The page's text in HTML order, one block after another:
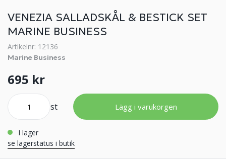
VENEZIA SALLADSKÅL & BESTICK SET
MARINE BUSINESS
Artikelnr: 12136
Marine Business
695 kr
st Lägg i varukorgen
i lager
se lagerstatus i butik